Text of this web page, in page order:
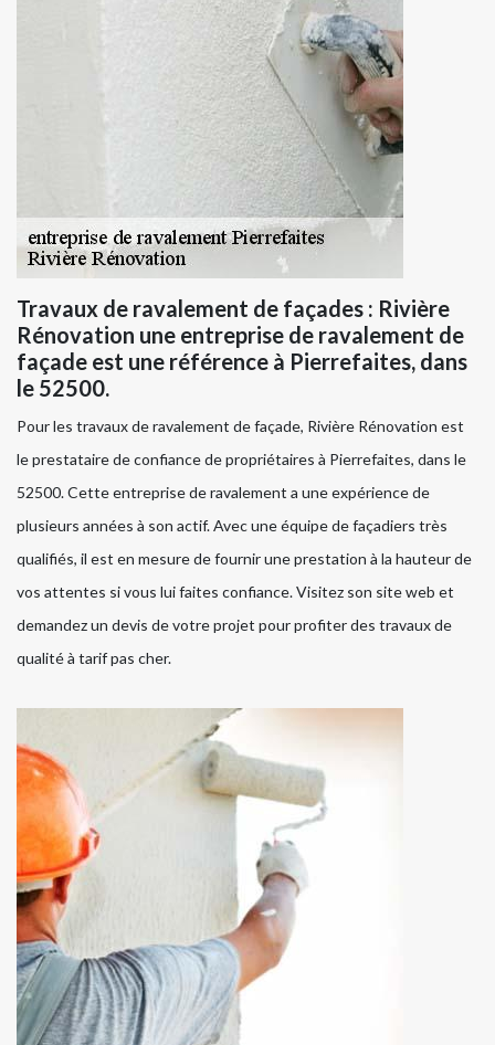
Travaux de ravalement de façades : Rivière
Rénovation une entreprise de ravalement de
façade est une référence à Pierrefaites, dans
le 52500.
Pour les travaux de ravalement de façade, Rivière Rénovation est
le prestataire de confiance de propriétaires à Pierrefaites, dans le
52500. Cette entreprise de ravalement a une expérience de
plusieurs années à son actif. Avec une équipe de façadiers très
qualifiés, il est en mesure de fournir une prestation à la hauteur de
vos attentes si vous lui faites confiance. Visitez son site web et
demandez un devis de votre projet pour profiter des travaux de
qualité à tarif pas cher.